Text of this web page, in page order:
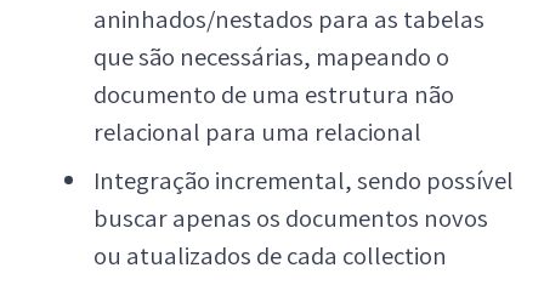
aninhados/nestados para as tabelas
que são necessárias, mapeando o
documento de uma estrutura não
relacional para uma relacional
Integração incremental, sendo possível
buscar apenas os documentos novos
ou atualizados de cada collection